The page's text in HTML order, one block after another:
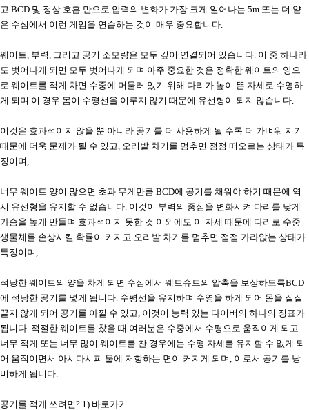
고 BCD 및 정상 호흡 만으로 압력의 변화가 가장 크게 일어나는 5m 또는 더 얕
은 수심에서 이런 게임을 연습하는 것이 매우 중요합니다.
웨이트, 부력, 그리고 공기 소모량은 모두 깊이 연결되어 있습니다. 이 중 하나라
도 벗어나게 되면 모두 벗어나게 되며 아주 중요한 것은 정확한 웨이트의 양으
로 웨이트를 적게 차면 수중에 머물러 있기 위해 다리가 높이 뜬 자세로 수영하
게 되며 이 경우 몸이 수평선을 이루지 않기 때문에 유선형이 되지 않습니다.
이것은 효과적이지 않을 뿐 아니라 공기를 더 사용하게 될 수록 더 가벼워 지기
때문에 더욱 문제가 될 수 있고, 오리발 차기를 멈추면 점점 떠오르는 상태가 특
징이며,
너무 웨이트 양이 많으면 초과 무게만큼 BCD에 공기를 채워야 하기 때문에 역
시 유선형을 유지할 수 없습니다. 이것이 부력의 중심을 변화시켜 다리를 낮게
가슴을 높게 만들며 효과적이지 못한 것 이외에도 이 자세 때문에 다리로 수중
생물체를 손상시킬 확률이 커지고 오리발 차기를 멈추면 점점 가라앉는 상태가
특징이며,
적당한 웨이트의 양을 차게 되면 수심에서 웨트슈트의 압축을 보상하도록BCD
에 적당한 공기를 넣게 됩니다. 수평선을 유지하며 수영을 하게 되어 몸을 질질
끌지 않게 되어 공기를 아낄 수 있고, 이것이 능력 있는 다이버의 하나의 징표가
됩니다. 적절한 웨이트를 찼을 때 여러분은 수중에서 수평으로 움직이게 되고
너무 적게 또는 너무 많이 웨이트를 찬 경우에는 수평 자세를 유지할 수 없게 되
어 움직이면서 아시다시피 물에 저항하는 면이 커지게 되며, 이로서 공기를 낭
비하게 됩니다.
공기를 적게 쓰려면? 1) 바로가기